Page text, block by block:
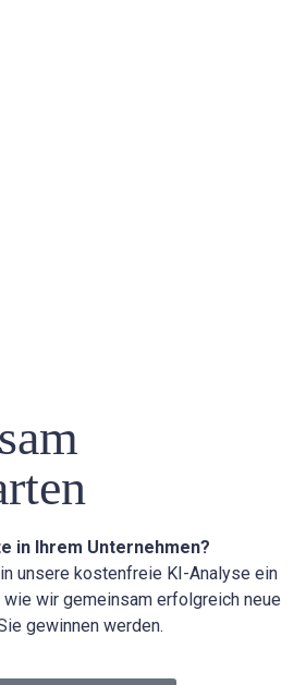
in Ihrem Unternehmen?
unsere kostenfreie KI-Analyse ein
wir gemeinsam erfolgreich neue
gewinnen werden.